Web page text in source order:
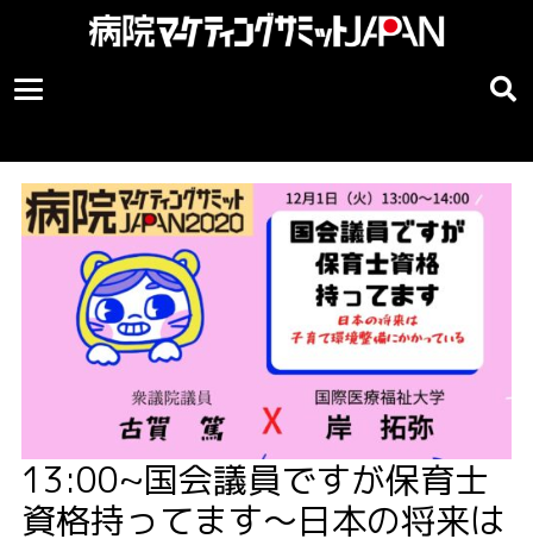
13:00~国会議員ですが保育士
資格持ってます〜日本の将来は